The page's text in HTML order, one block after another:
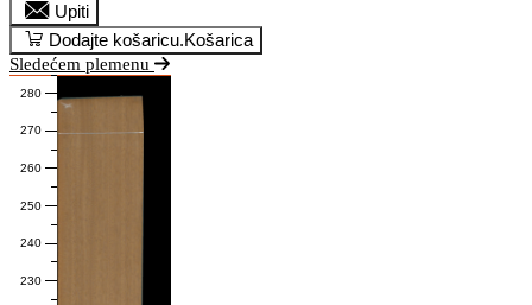
Upiti
Dodajte košaricu.Košarica
Sledećem plemenu
230
240
250
260
270
280